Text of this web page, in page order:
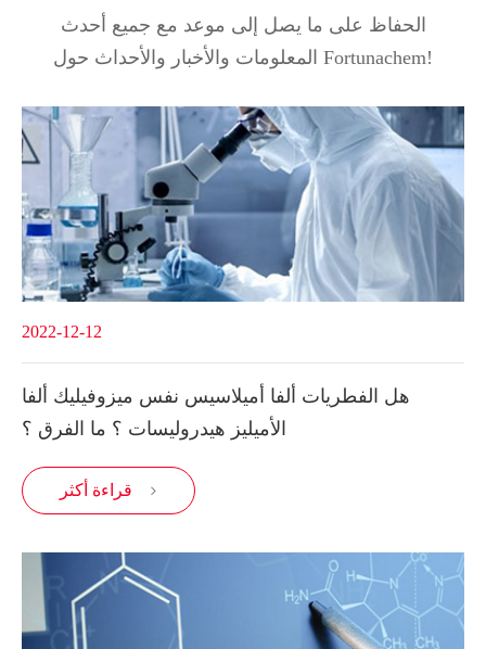
الحفاظ على ما يصل إلى موعد مع جميع أحدث
المعلومات والأخبار والأحداث حول Fortunachem!
2022-12-12
هل الفطريات ألفا أميلاسيس نفس ميزوفيليك ألفا
الأميليز هيدروليسات ؟ ما الفرق ؟
قراءة أكثر 